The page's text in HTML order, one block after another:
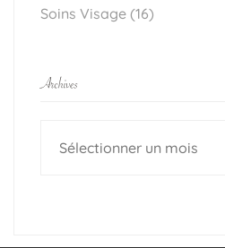
Soins Visage (16)